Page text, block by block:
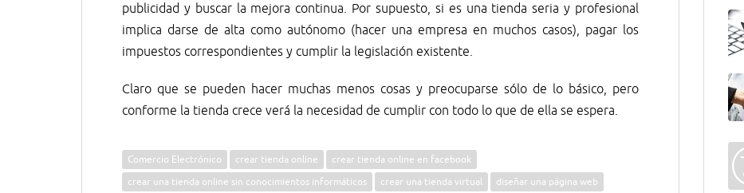
publicidad y buscar la mejora continua. Por supuesto, si es una tienda seria y profesional
implica darse de alta como autónomo (hacer una empresa en muchos casos), pagar los
impuestos correspondientes y cumplir la legislación existente.
Claro que se pueden hacer muchas menos cosas y preocuparse sólo de lo básico, pero
conforme la tienda crece verá la necesidad de cumplir con todo lo que de ella se espera.
Comercio Electrónico crear tienda online
crear tienda online en facebook
crear una tienda online sin conocimientos informáticos
crear una tienda virtual
diseñar una página web